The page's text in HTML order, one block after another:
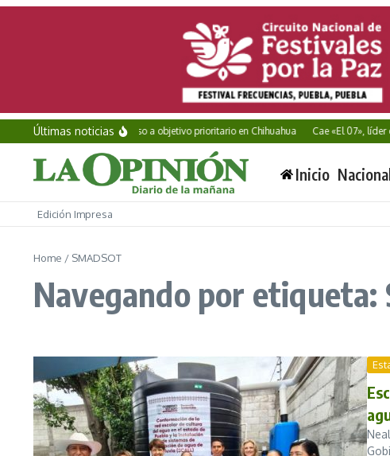
Saltar al contenido
Últimas noticias
Vinculan a proceso a objetivo prioritario en Chihuahua Cae «El 07», líder
Inicio
Edición Impresa
Home / SMADSOT
Navegando por etiqueta: